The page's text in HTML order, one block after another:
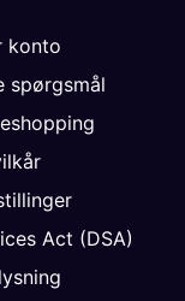
konto
spørgsmål
Act (DSA)